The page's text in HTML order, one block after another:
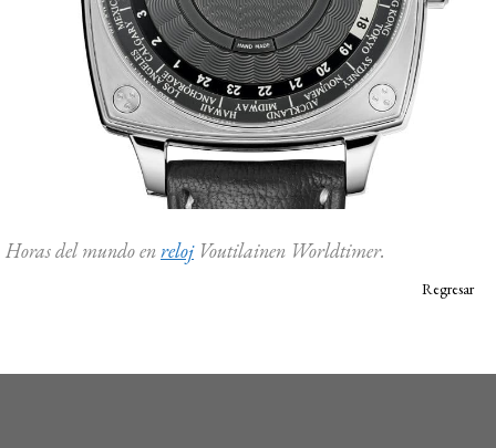
Horas del mundo enrelojVoutilainen Worldtimer.
Regresar